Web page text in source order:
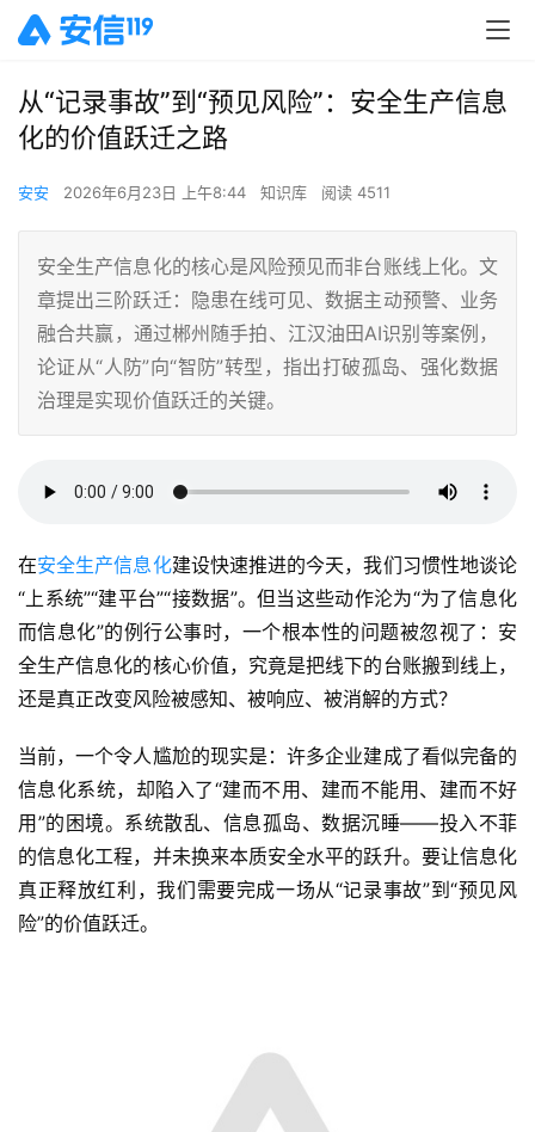
从“记录事故”到“预见风险”：安全生产信息
化的价值跃迁之路
安安 2026年6月23日 上午8:44 知识库 阅读 4511
安全生产信息化的核心是风险预见而非台账线上化。文
章提出三阶跃迁：隐患在线可见、数据主动预警、业务
融合共赢，通过郴州随手拍、江汉油田AI识别等案例，
论证从“人防”向“智防”转型，指出打破孤岛、强化数据
治理是实现价值跃迁的关键。
在安全生产信息化建设快速推进的今天，我们习惯性地谈论
“上系统”“建平台”“接数据”。但当这些动作沦为“为了信息化
而信息化”的例行公事时，一个根本性的问题被忽视了：安
全生产信息化的核心价值，究竟是把线下的台账搬到线上，
还是真正改变风险被感知、被响应、被消解的方式？
当前，一个令人尴尬的现实是：许多企业建成了看似完备的
信息化系统，却陷入了“建而不用、建而不能用、建而不好
用”的困境。系统散乱、信息孤岛、数据沉睡——投入不菲
的信息化工程，并未换来本质安全水平的跃升。要让信息化
真正释放红利，我们需要完成一场从“记录事故”到“预见风
险”的价值跃迁。